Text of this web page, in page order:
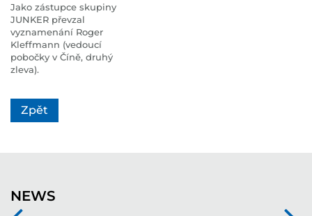
Jako zástupce skupiny
JUNKER převzal
vyznamenání Roger
Kleffmann (vedoucí
pobočky v Číně, druhý
zleva).
Zpět
NEWS